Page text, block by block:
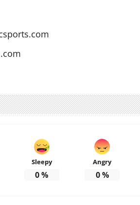
Sleepy
0%
Angry
0%